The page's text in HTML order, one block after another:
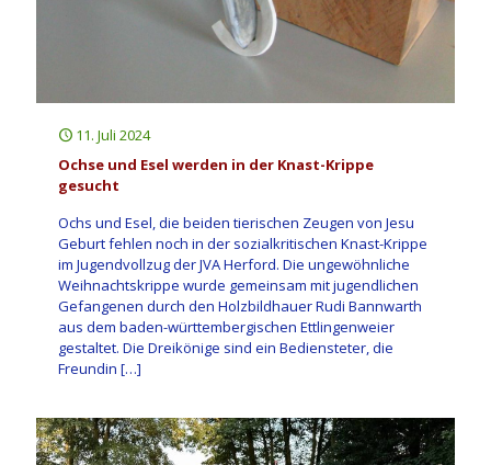
11. Juli 2024
Ochse und Esel werden in der Knast-Krippe
gesucht
Ochs und Esel, die beiden tierischen Zeugen von Jesu
Geburt fehlen noch in der sozialkritischen Knast-Krippe
im Jugendvollzug der JVA Herford. Die ungewöhnliche
Weihnachtskrippe wurde gemeinsam mit jugendlichen
Gefangenen durch den Holzbildhauer Rudi Bannwarth
aus dem baden-württembergischen Ettlingenweier
gestaltet. Die Dreikönige sind ein Bediensteter, die
Freundin […]